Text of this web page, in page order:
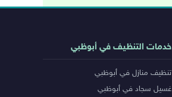
خدمات التنظيف في أبوظبي
تنظيف منازل في أبوظبي
غسيل سجاد في أبوظبي